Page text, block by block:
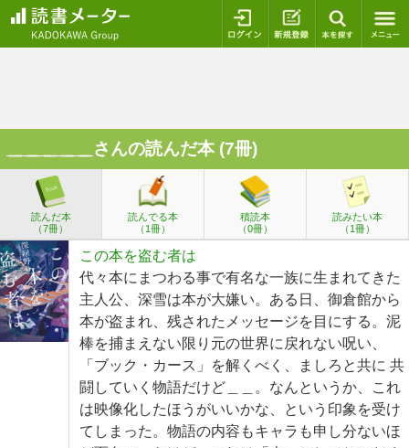
ログイン 新規登録
さんの読んだ本 (7冊)
読んだ本
（7冊）
読んでる本
（1冊）
積読本
（0冊）
読みたい本
（1冊）
この本を盗む者は
代々本にまつわる事で有名な一族に生まれてきた
主人公、深雪は本が大嫌い。ある日、御倉館から
本が盗まれ、残されたメッセージを目にする。泥
棒を捕まえない限り元の世界に戻れない呪い、
「ブック・カース」を解くべく、ましろと共に 共
闘していく物語だけど＿＿。なんというか、これ
は映像化したほうがいいかな、という印象を受け
てしまった。物語の内容もキャラも申し分ないほ